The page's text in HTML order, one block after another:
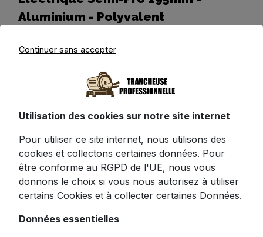
Aluminium - Polyvalent
trancheuse électriquesemi-
professionnelle alliant puissance et précision.
comme pour les restaurateurs exigeants,
cette machine transforme l'art de la découpe
en un véritable plaisir quotidien.
🔪Performance de découpe
exceptionnelle
inoxydable garantit des tranches parfaites et
Continuer sans accepter
Utilisation des cookies sur notre site internet
Pour utiliser ce site internet, nous utilisons des
cookies et collectons certaines données. Pour
être conforme au RGPD de l'UE, nous vous
donnons le choix si vous nous autorisez à utiliser
certains Cookies et à collecter certaines Données.
Données essentielles